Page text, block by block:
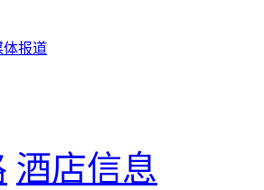
体报道
酒店信息